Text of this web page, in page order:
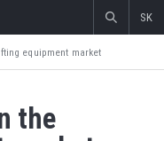
SK
equipment market
the